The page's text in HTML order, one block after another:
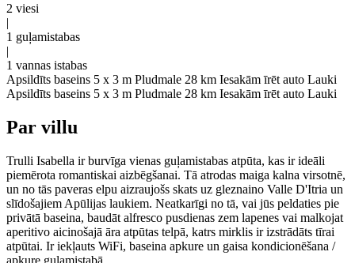
2 viesi
|
1 guļamistabas
|
1 vannas istabas
Apsildīts baseins 5 x 3 m Pludmale 28 km Iesakām īrēt auto Lauki
Apsildīts baseins 5 x 3 m Pludmale 28 km Iesakām īrēt auto Lauki
Par villu
Trulli Isabella ir burvīga vienas guļamistabas atpūta, kas ir ideāli
piemērota romantiskai aizbēgšanai. Tā atrodas maiga kalna virsotnē,
un no tās paveras elpu aizraujošs skats uz gleznaino Valle D'Itria un
slīdošajiem Apūlijas laukiem. Neatkarīgi no tā, vai jūs peldaties pie
privātā baseina, baudāt alfresco pusdienas zem lapenes vai malkojat
aperitivo aicinošajā āra atpūtas telpā, katrs mirklis ir izstrādāts tīrai
atpūtai. Ir iekļauts WiFi, baseina apkure un gaisa kondicionēšana /
apkure guļamistabā.